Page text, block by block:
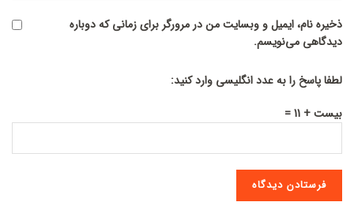
ذخیره نام، ایمیل و وبسایت من در مرورگر برای زمانی که دوباره
دیدگاهی می‌نویسم.
لطفا پاسخ را به عدد انگلیسی وارد کنید:
بیست + 11 =